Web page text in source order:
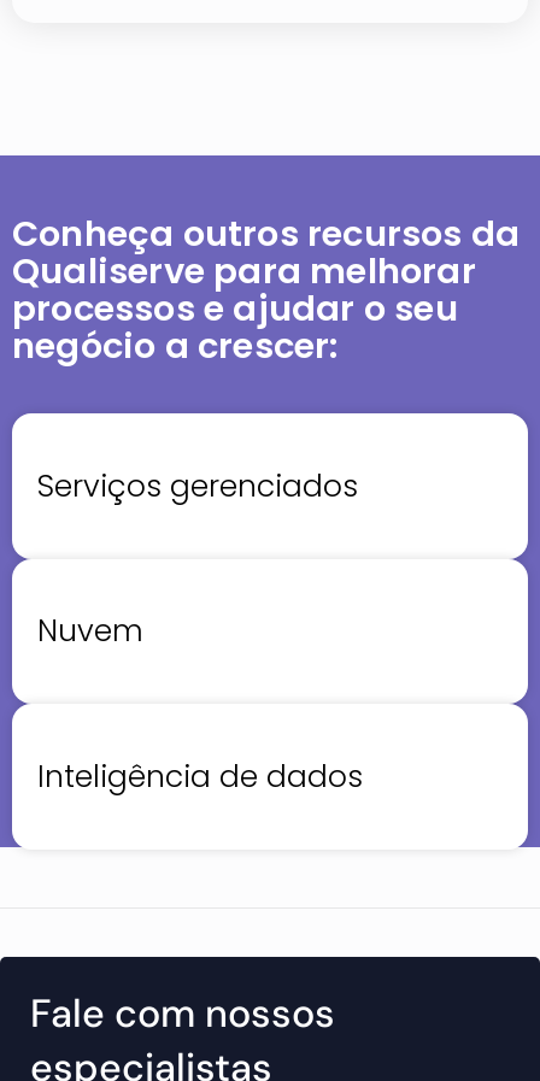
Conheça outros recursos da
Qualiserve para melhorar
processos e ajudar o seu
negócio a crescer:
Serviços gerenciados
Nuvem
Inteligência de dados
Fale com nossos
especialistas